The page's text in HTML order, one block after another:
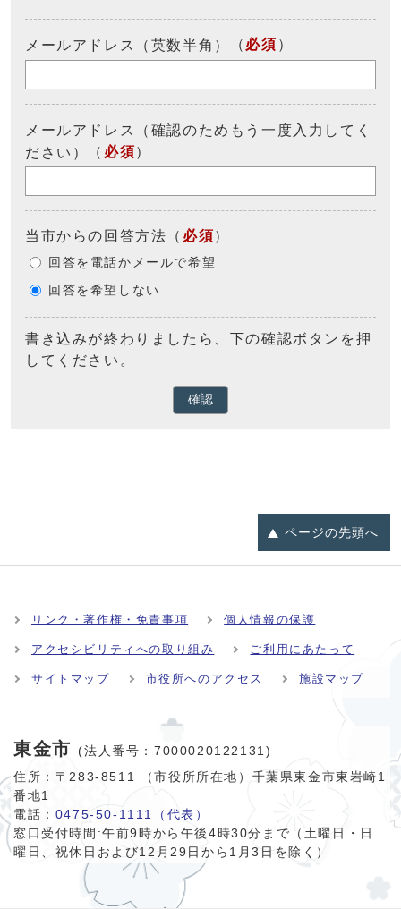
メールアドレス（英数半角） （ 必須 ）
メールアドレス（確認のためもう一度入力してく
ださい）
（ 必須）
当市からの回答方法 （ 必須）
回答を電話かメールで希望
回答を希望しない
書き込みが終わりましたら、下の確認ボタンを押
してください。
確認
ページの先頭へ
リンク・著作権・免責事項 個人情報の保護
アクセシビリティへの取り組み ご利用にあたって
サイトマップ 市役所へのアクセス 施設マップ
東金市
(法人番号：7000020122131)
住所：〒283-8511 （市役所所在地）千葉県東金市東岩崎1
番地1
電話： 0475-50-1111（代表）
窓口受付時間:午前9時から午後4時30分まで（土曜日・日
曜日、祝休日および12月29日から1月3日を除く）